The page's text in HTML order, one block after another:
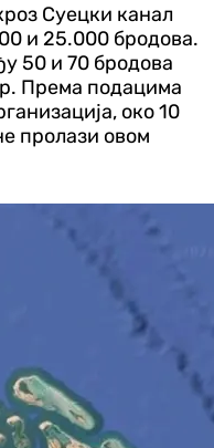
Суецки канал
и 25.000 бродова.
50 и 70 бродова
Према подацима
око 10
пролази овом